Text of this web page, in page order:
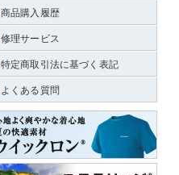
商品購入履歴
修理サービス
特定商取引法に基づく表記
よくある質問